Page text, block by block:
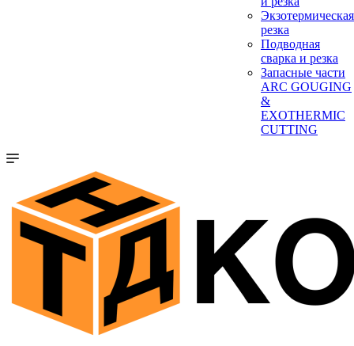
Экзотермическая
резка
Подводная
сварка и резка
Запасные части
ARC GOUGING
&
EXOTHERMIC
CUTTING